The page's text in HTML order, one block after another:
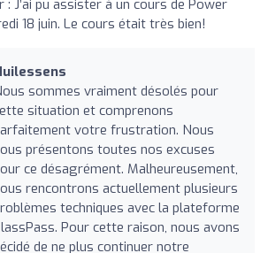
: J’ai pu assister à un cours de Power
18 juin. Le cours était très bien!
sommes vraiment désolés pour
situation et comprenons
votre frustration. Nous
présentons toutes nos excuses
ce désagrément. Malheureusement,
rencontrons actuellement plusieurs
techniques avec la plateforme
Pour cette raison, nous avons
de ne plus continuer notre